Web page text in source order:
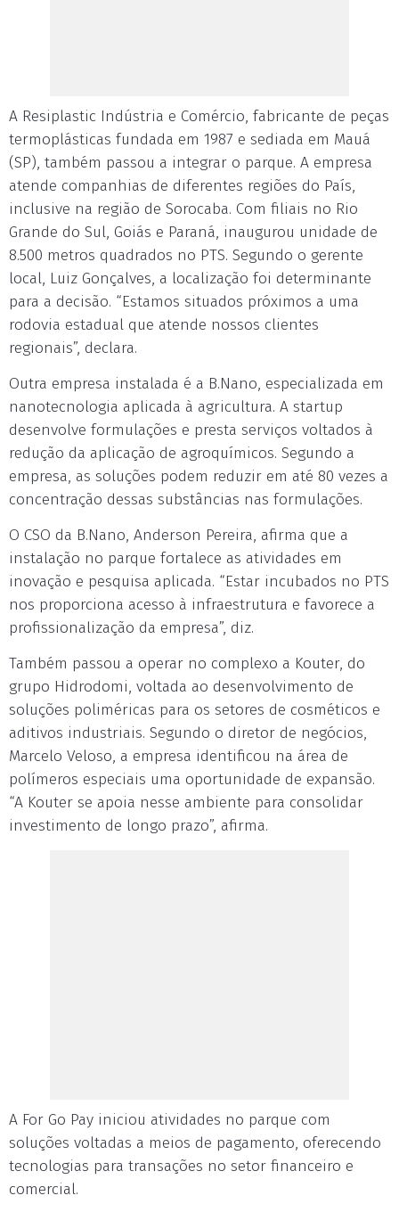
A Resiplastic Indústria e Comércio, fabricante de peças
termoplásticas fundada em 1987 e sediada em Mauá
(SP), também passou a integrar o parque. A empresa
atende companhias de diferentes regiões do País,
inclusive na região de Sorocaba. Com filiais no Rio
Grande do Sul, Goiás e Paraná, inaugurou unidade de
8.500 metros quadrados no PTS. Segundo o gerente
local, Luiz Gonçalves, a localização foi determinante
para a decisão. “Estamos situados próximos a uma
rodovia estadual que atende nossos clientes
regionais”, declara.
Outra empresa instalada é a B.Nano, especializada em
nanotecnologia aplicada à agricultura. A startup
desenvolve formulações e presta serviços voltados à
redução da aplicação de agroquímicos. Segundo a
empresa, as soluções podem reduzir em até 80 vezes a
concentração dessas substâncias nas formulações.
O CSO da B.Nano, Anderson Pereira, afirma que a
instalação no parque fortalece as atividades em
inovação e pesquisa aplicada. “Estar incubados no PTS
nos proporciona acesso à infraestrutura e favorece a
profissionalização da empresa”, diz.
Também passou a operar no complexo a Kouter, do
grupo Hidrodomi, voltada ao desenvolvimento de
soluções poliméricas para os setores de cosméticos e
aditivos industriais. Segundo o diretor de negócios,
Marcelo Veloso, a empresa identificou na área de
polímeros especiais uma oportunidade de expansão.
“A Kouter se apoia nesse ambiente para consolidar
investimento de longo prazo”, afirma.
A For Go Pay iniciou atividades no parque com
soluções voltadas a meios de pagamento, oferecendo
tecnologias para transações no setor financeiro e
comercial.